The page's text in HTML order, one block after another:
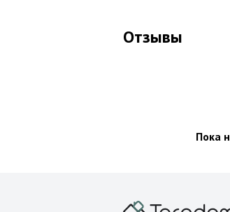
Отзывы
Пока